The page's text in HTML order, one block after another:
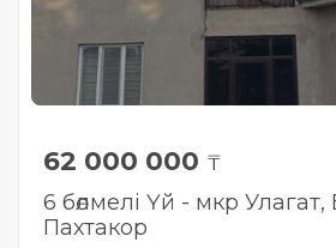
62 000 000 ₸
6 бөлмелі Үй - мкр Улагат,
Пахтакор